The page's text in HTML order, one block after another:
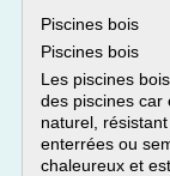
Piscines bois
Piscines bois
Les piscines
des piscines car
naturel,
enterrées ou
chaleureux et